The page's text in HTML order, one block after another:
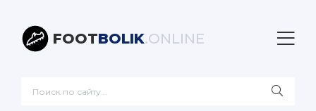
FOOTBOLIK.ONLINE